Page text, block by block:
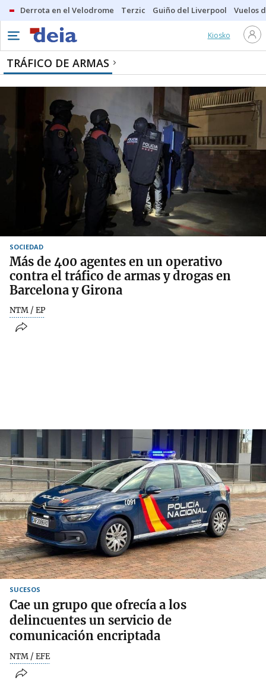
Derrota en el Velodrome Terzic Guiño del Liverpool Vuelos
Kiosko
TRÁFICO DE ARMAS
SOCIEDAD
Más de 400 agentes en un operativo
contra el tráfico de armas y drogas en
Barcelona y Girona
NTM / EP
SUCESOS
Cae un grupo que ofrecía a los
delincuentes un servicio de
comunicación encriptada
NTM / EFE